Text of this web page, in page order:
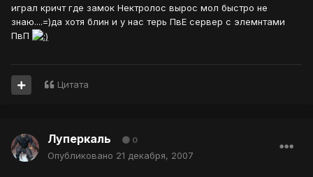
играл кричт где замок Нектролос вырос мол быстро не
знаю....=)да хотя блин и у нас терь ПвЕ сервер с элемнтами
ПвП
Цитата
Луперкаль 0
Опубликовано 21 декабря, 2007